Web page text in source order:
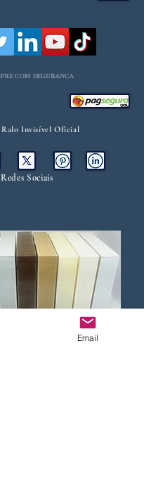
COM SEGURANÇA
Invisível Oficial
Redes Sociais
Email